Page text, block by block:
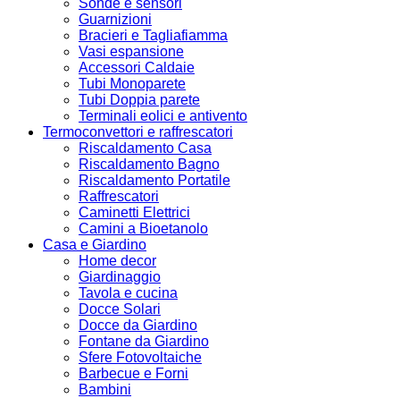
Sonde e sensori
Guarnizioni
Bracieri e Tagliafiamma
Vasi espansione
Accessori Caldaie
Tubi Monoparete
Tubi Doppia parete
Terminali eolici e antivento
Termoconvettori e raffrescatori
Riscaldamento Casa
Riscaldamento Bagno
Riscaldamento Portatile
Raffrescatori
Caminetti Elettrici
Camini a Bioetanolo
Casa e Giardino
Home decor
Giardinaggio
Tavola e cucina
Docce Solari
Docce da Giardino
Fontane da Giardino
Sfere Fotovoltaiche
Barbecue e Forni
Bambini